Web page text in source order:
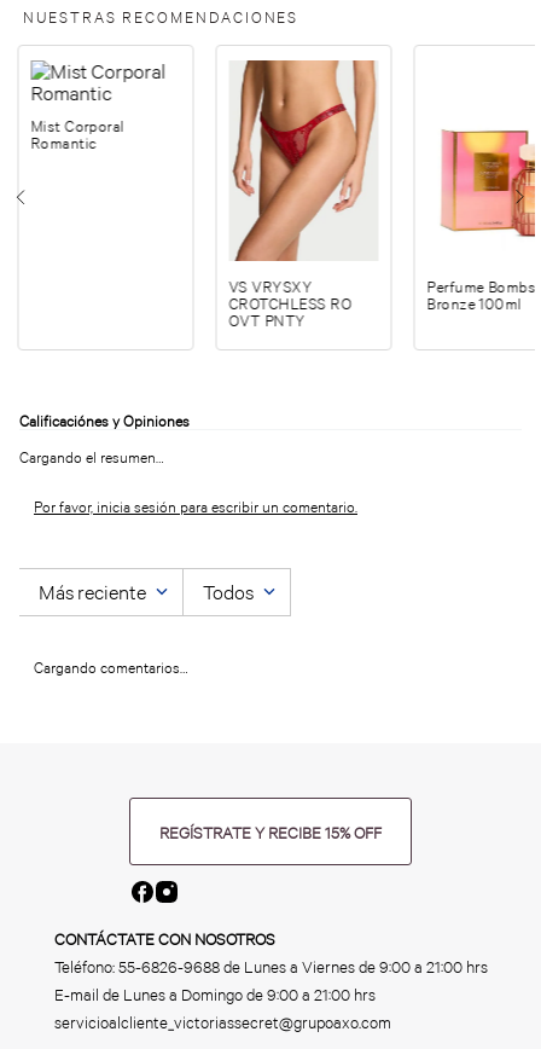
NUESTRAS RECOMENDACIONES
Mist Corporal
Romantic
VS VRYSXY
CROTCHLESS RO
OVT PNTY
Perfume
Bronze 100ml
Cargando el resumen…
Por favor, inicia sesión para escribir un comentario.
Más reciente Todos
Cargando comentarios…
REGÍSTRATE Y RECIBE 15% OFF
CONTÁCTATE CON NOSOTROS
Teléfono:55-6826-9688de Lunes a Viernes de 9:00 a 21:00 hrs
E-mail de Lunes a Domingo de 9:00 a 21:00 hrs
servicioalcliente_victoriassecret@grupoaxo.com